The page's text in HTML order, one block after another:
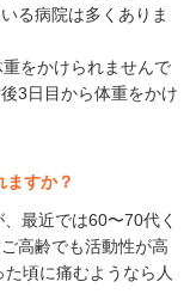
る病院は多くありま
をかけられませんで
3日目から体重をかけ
すか？
最近では60〜70代く
高齢でも活動性が高
頃に痛むようなら人